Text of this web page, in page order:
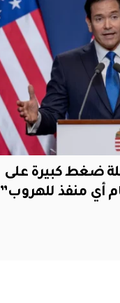
ضغط كبيرة على
أي منفذ للهروب”